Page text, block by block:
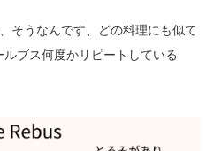
そうなんです、どの料理にも似て
ルブス何度かリピートしている